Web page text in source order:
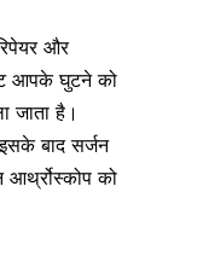
और
आपके घुटने को
जाता है।
बाद सर्जन
को